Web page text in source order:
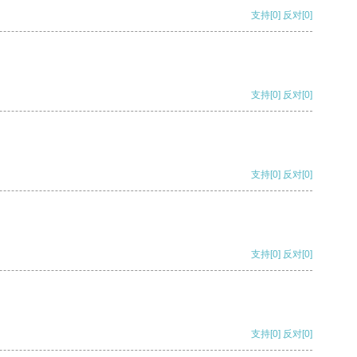
支持[0] 反对[0]
支持[0] 反对[0]
支持[0] 反对[0]
支持[0] 反对[0]
支持[0] 反对[0]